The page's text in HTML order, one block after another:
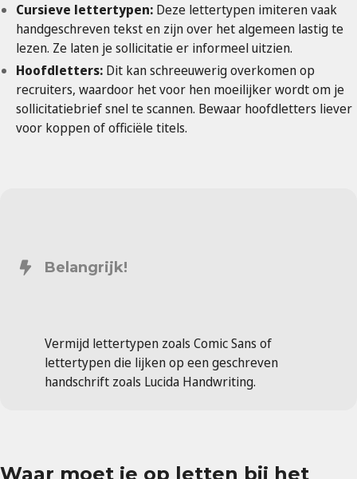
Cursieve lettertypen: Deze lettertypen imiteren vaak
handgeschreven tekst en zijn over het algemeen lastig te
lezen. Ze laten je sollicitatie er informeel uitzien.
Hoofdletters: Dit kan schreeuwerig overkomen op
recruiters, waardoor het voor hen moeilijker wordt om je
sollicitatiebrief snel te scannen. Bewaar hoofdletters liever
voor koppen of officiële titels.
Belangrijk!
Vermijd lettertypen zoals Comic Sans of
lettertypen die lijken op een geschreven
handschrift zoals Lucida Handwriting.
Waar moet je op letten bij het